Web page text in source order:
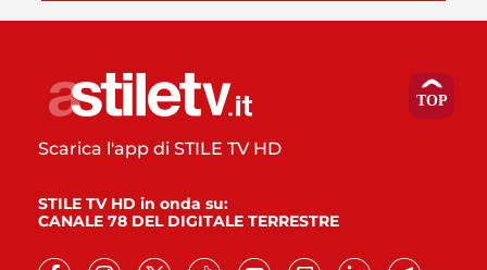
Scarica l'app di STILE TV HD
STILE TV HD in onda su:
CANALE 78 DEL DIGITALE TERRESTRE